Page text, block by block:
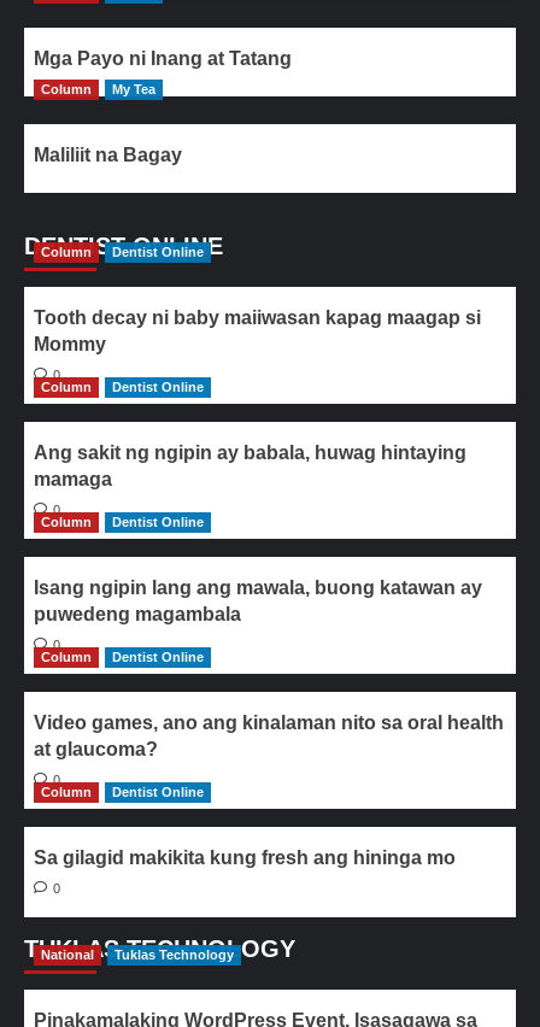
Mga Payo ni Inang at Tatang
Column My Tea
Maliliit na Bagay
DENTIST ONLINE
Column Dentist Online
Tooth decay ni baby maiiwasan kapag maagap si
Mommy
0
Column
Dentist Online
Ang sakit ng ngipin ay babala, huwag hintaying
mamaga
0
Column
Dentist Online
Isang ngipin lang ang mawala, buong katawan ay
puwedeng magambala
0
Column
Dentist Online
Video games, ano ang kinalaman nito sa oral health
at glaucoma?
0
Column
Dentist Online
Sa gilagid makikita kung fresh ang hininga mo
0
TUKLAS TECHNOLOGY
National Tuklas Technology
Pinakamalaking WordPress Event, Isasagawa sa